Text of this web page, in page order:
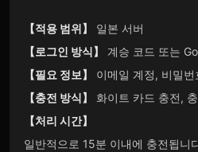
【적용 범위】
일본 서버
【로그인 방식】
계승 코드 또는
【필요 정보】
이메일 계정, 비밀
【충전 방식】
화이트 카드 충전,
【처리 시간】
일반적으로 15분 이내에 충전됩니